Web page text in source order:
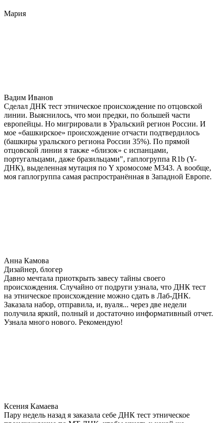
Мария
Вадим Иванов
Сделал ДНК тест этническое происхождение по отцовской
линии. Выяснилось, что мои предки, по большей части
европейцы. Но мигрировали в Уральский регион России. И
мое «башкирское» происхождение отчасти подтвердилось
(башкиры уральского региона России 35%). По прямой
отцовской линии я также «близок» с испанцами,
португальцами, даже бразильцами", гаплогруппа R1b (Y-
ДНК), выделенная мутация по Y хромосоме М343. А вообще,
моя гаплогруппа самая распространённая в Западной Европе.
Анна Камова
Дизайнер, блогер
Давно мечтала приоткрыть завесу тайны своего
происхождения. Случайно от подруги узнала, что ДНК тест
на этническое происхождение можно сдать в Лаб-ДНК.
Заказала набор, отправила, и, вуаля... через две недели
получила яркий, полный и достаточно информативный отчет.
Узнала много нового. Рекомендую!
Ксения Камаева
Пару недель назад я заказала себе ДНК тест этническое